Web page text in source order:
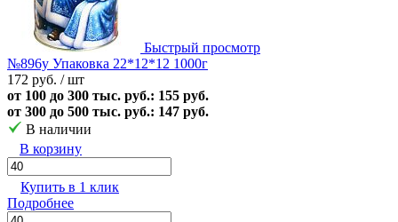
Быстрый просмотр
№896у Упаковка 22*12*12 1000г
172 руб. / шт
от 100 до 300 тыс. руб.: 155 руб.
от 300 до 500 тыс. руб.: 147 руб.
В наличии
В корзину
Купить в 1 клик
Подробнее